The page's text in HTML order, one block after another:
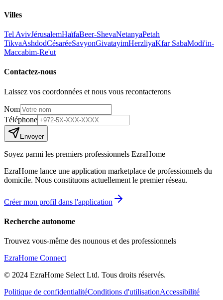
Villes
Tel AvivJérusalemHaïfaBeer-ShevaNetanyaPetah
TikvaAshdodCésaréeSavyonGivatayimHerzliyaKfar SabaModi'in-
Maccabim-Re'ut
Contactez-nous
Laissez vos coordonnées et nous vous recontacterons
Nom
Téléphone
Envoyer
Soyez parmi les premiers professionnels EzraHome
EzraHome lance une application marketplace de professionnels du
domicile. Nous constituons actuellement le premier réseau.
Créer mon profil dans l'application
Recherche autonome
Trouvez vous-même des nounous et des professionnels
EzraHome Connect
© 2024 EzraHome Select Ltd. Tous droits réservés.
Politique de confidentialitéConditions d'utilisationAccessibilité